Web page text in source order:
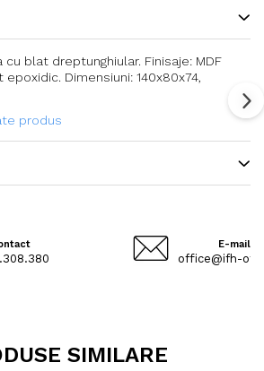
blat dreptunghiular. Finisaje: MDF
Dimensiuni: 140x80x74,
produs
E-mail
office@ifh-
SIMILARE